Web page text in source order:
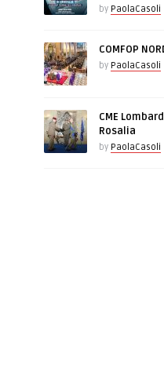
by PaolaCasoli
COMFOP
by PaolaCasoli
CME
Rosalia
by PaolaCasoli